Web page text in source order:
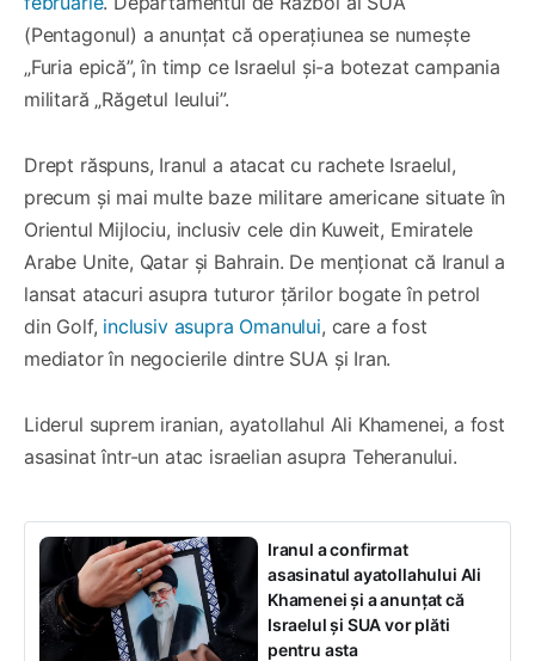
(Pentagonul) a anunțat că operațiunea se numește
„Furia epică”, în timp ce Israelul și-a botezat campania
militară „Răgetul leului”.
Drept răspuns, Iranul a atacat cu rachete Israelul,
precum și mai multe baze militare americane situate în
Orientul Mijlociu, inclusiv cele din Kuweit, Emiratele
Arabe Unite, Qatar și Bahrain. De menționat că Iranul a
lansat atacuri asupra tuturor țărilor bogate în petrol
din Golf, inclusiv asupra Omanului, care a fost
mediator în negocierile dintre SUA și Iran.
Liderul suprem iranian, ayatollahul Ali Khamenei, a fost
asasinat într-un atac israelian asupra Teheranului.
Iranul a confirmat
asasinatul ayatollahului Ali
Khamenei și a anunțat că
Israelul și SUA vor plăti
pentru asta